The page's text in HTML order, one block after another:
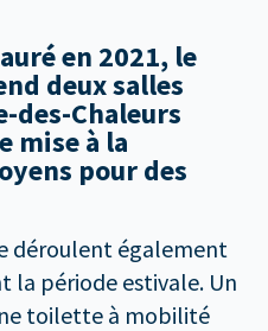
en 2021, le
deux salles
des-Chaleurs
mise à la
pour des
déroulent également
la période estivale. Un
toilette à mobilité